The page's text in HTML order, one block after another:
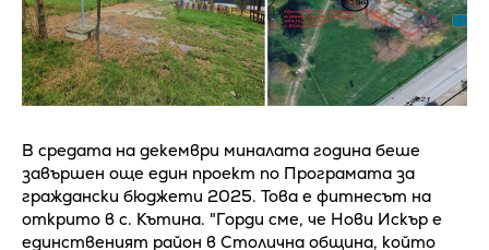
В средата на декември миналата година беше
завършен още един проект по Програмата за
граждански бюджети 2025. Това е фитнесът на
открито в с. Кътина. "Горди сме, че Нови Искър е
единственият район в Столична община, който